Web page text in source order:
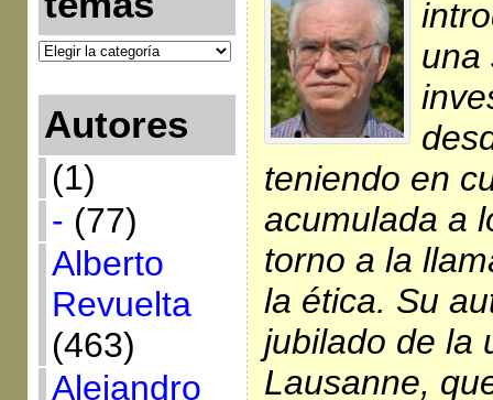
Autores
(1)
- (77)
Alberto
Revuelta
(463)
Alejandro
una
teniendo en
acumulada a
torno a la
la ética. Su
jubilado de la
Lausanne,